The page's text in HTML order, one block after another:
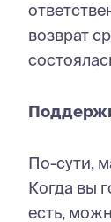
возврат
По-сути,
Когда вы
есть,